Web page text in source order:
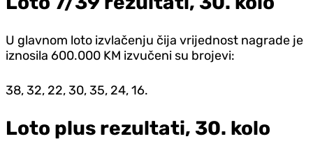
U glavnom loto izvlačenju čija vrijednost nagrade je
iznosila 600.000 KM izvučeni su brojevi:
38, 32, 22, 30, 35, 24, 16.
Loto plus rezultati, 30. kolo